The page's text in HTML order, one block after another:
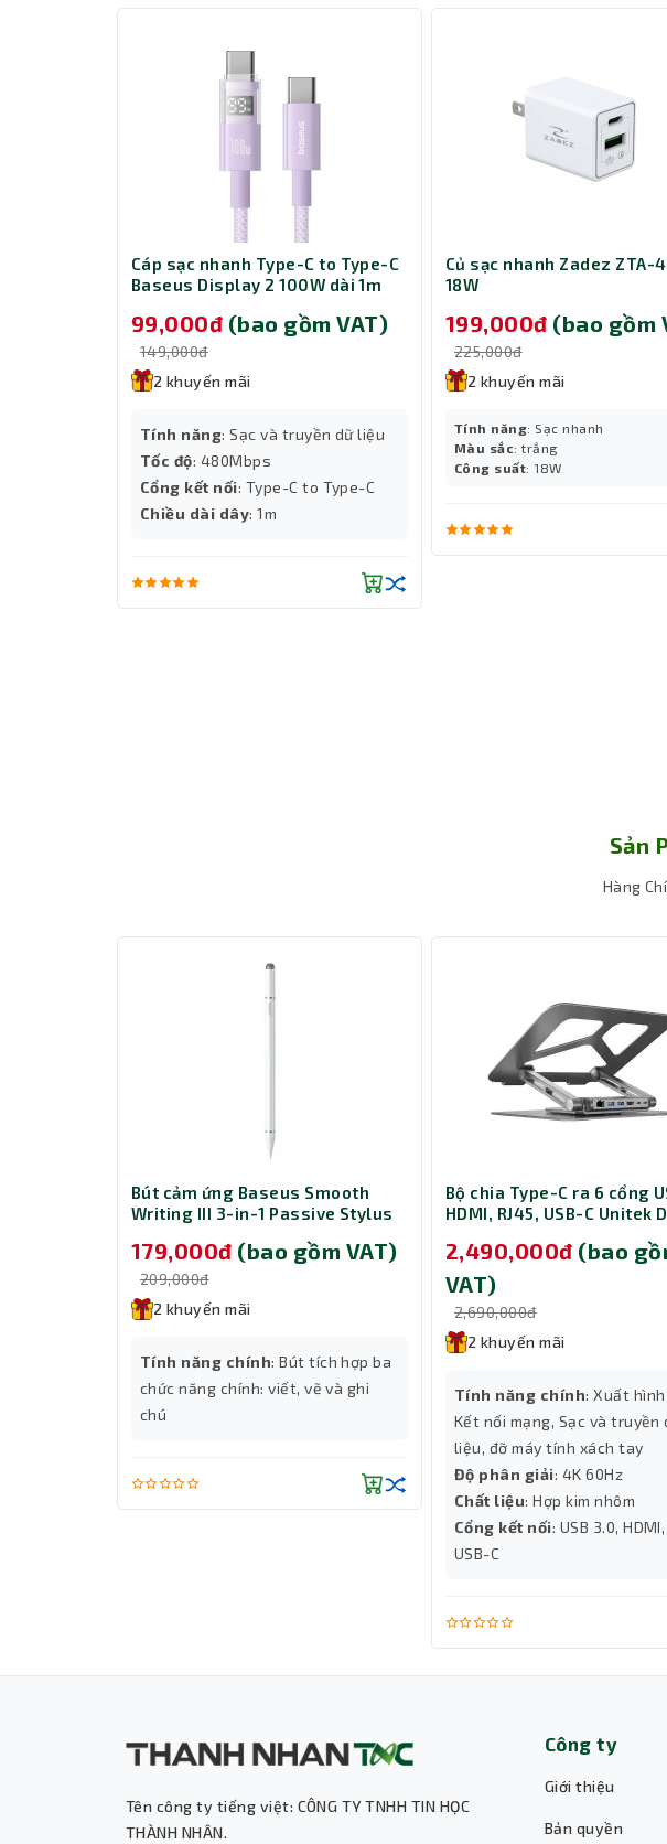
Cáp sạc nhanh Type-C to Type-C
Baseus Display 2 100W dài 1m
99,000đ (bao gồm VAT)
149,000đ
2 khuyến mãi
Tính năng: Sạc và truyền dữ liệu
Tốc độ: 480Mbps
Cổng kết nối: Type-C to Type-C
Chiều dài dây: 1m
Củ sạc nhanh Zadez ZTA-
18W
199,000đ (bao gồm
225,000đ
2 khuyến mãi
Tính năng: Sạc nhanh
Màu sắc: trắng
Công suất: 18W
Sản
Hàng
Bút cảm ứng Baseus Smooth
Writing III 3-in-1 Passive Stylus
White (LVN080-NM-WH)
179,000đ (bao gồm VAT)
209,000đ
2 khuyến mãi
Tính năng chính: Bút tích hợp ba
chức năng chính: viết, vẽ và ghi
chú
Bộ chia Type-C ra 6 cổng
HDMI, RJ45, USB-C Unitek
2,490,000đ (bao
VAT)
2,690,000đ
2 khuyến mãi
Tính năng chính: Xuất hình
Kết nối mạng, Sạc và truyền
liệu, đỡ máy tính xách tay
Độ phân giải: 4K 60Hz
Chất liệu: Hợp kim nhôm
Cổng kết nối: USB 3.0,
USB-C
Tên công ty tiếng việt: CÔNG TY TNHH TIN HỌC
THÀNH NHÂN.
Công ty
Giới thiệu
Bản quyền